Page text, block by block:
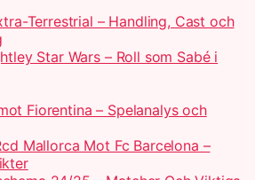
Terrestrial – Handling, Cast och
Star Wars – Roll som Sabé i
Fiorentina – Spelanalys och
Mallorca Mot Fc Barcelona –